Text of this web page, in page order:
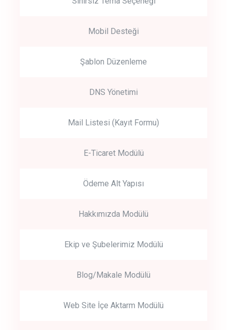
Mobil Desteği
Şablon Düzenleme
DNS Yönetimi
Mail Listesi (Kayıt Formu)
E-Ticaret Modülü
Ödeme Alt Yapısı
Hakkımızda Modülü
Ekip ve Şubelerimiz Modülü
Blog/Makale Modülü
Web Site İçe Aktarm Modülü